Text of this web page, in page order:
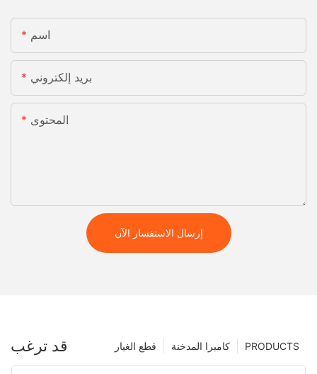
اسم
بريد إلكتروني
المحتوى
إرسال الاستفسار الآن
قد ترغب PRODUCTS كاميرا المدخنة قطع الغيار